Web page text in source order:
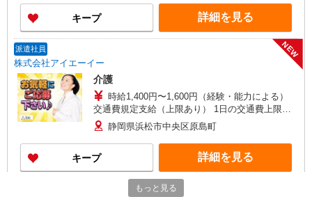
キープ 詳細を見る
派遣社員
株式会社アイエーイー
NEW
介護
時給1,400円〜1,600円（経験・能力による）
交通費規定支給（上限あり） 1日の交通費上限＝
79円×所定労働時間 月末締/翌15日払
静岡県浜松市中央区原島町
キープ 詳細を見る
もっと見る